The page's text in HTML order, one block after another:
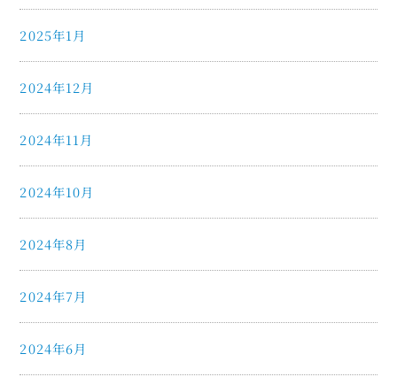
2025年1月
2024年12月
2024年11月
2024年10月
2024年8月
2024年7月
2024年6月